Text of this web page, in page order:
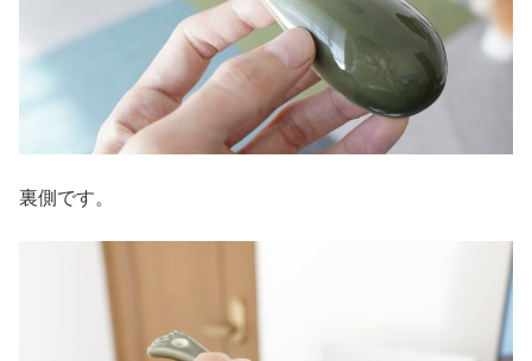
裏側です。